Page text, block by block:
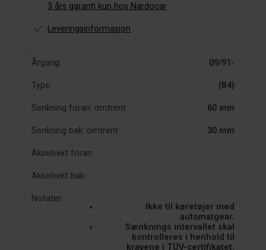
3 års garanti kun hos Nardocar
Leveringsinformasjon
Årgang: 09/91-
Type: (B4)
Senkning foran: omtrent 60 mm
Senkning bak: omtrent 30 mm
Akselvekt foran:
Akselvekt bak:
Notater:
Ikke til køretøjer med
automatgear.
Sænknings intervallet skal
kontrolleres i henhold til
kravene i TÜV-certifikatet.